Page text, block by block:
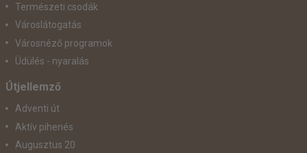
Természeti csodák
Városlátogatás
Városnéző programok
Üdülés - nyaralás
Útjellemző
Adventi út
Aktív pihenés
Augusztus 20